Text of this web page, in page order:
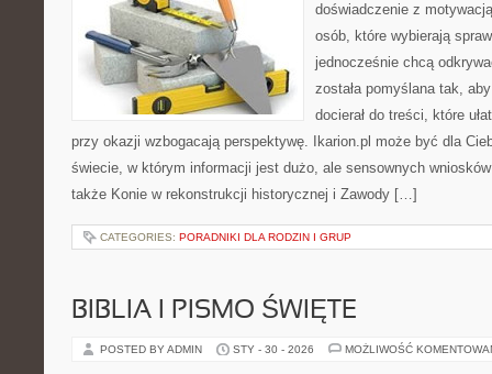
doświadczenie z
osób, które wybierają
jednocześnie chcą
została pomyślana tak,
docierał do treści, które
przy okazji wzbogacają perspektywę. Ikarion.pl może być dla
świecie, w którym informacji jest dużo, ale sensownych
także Konie w rekonstrukcji historycznej i Zawody […]
CATEGORIES: PORADNIKI DLA RODZIN I GRUP
BIBLIA I PISMO ŚWIĘTE
POSTED BY ADMIN STY - 30 - 2026 MOŻLIWOŚĆ